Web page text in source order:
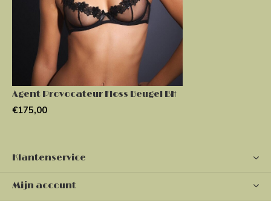
Agent Provocateur Floss Beugel BH
€175,00
Klantenservice
Mijn account